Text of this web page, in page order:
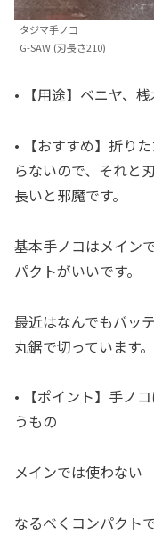
タジマ手ノコ
G-SAW (刃長さ210)
• 【用途】ベニヤ、桟
• 【おすすめ】折り
らないので、それと
長いと邪魔です。
基本手ノコはメイン
パクトがいいです。
最近はなんでもバッ
丸鋸で切っています。
• 【ポイント】手ノ
うもの
メインでは使わない
なるべくコンパクト